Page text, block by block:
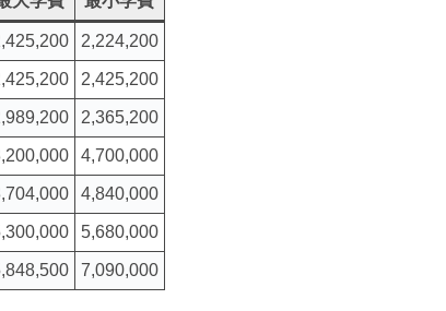
2,224,200
2,425,200
2,365,200
4,700,000
4,840,000
5,680,000
7,090,000